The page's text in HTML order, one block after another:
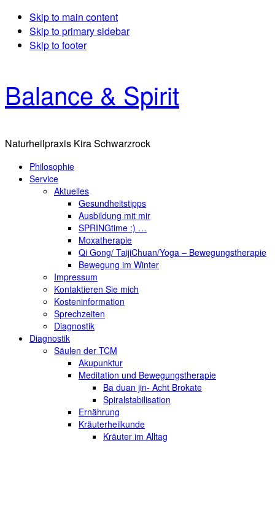
Skip to main content
Skip to primary sidebar
Skip to footer
Balance & Spirit
Naturheilpraxis Kira Schwarzrock
Philosophie
Service
Aktuelles
Gesundheitstipps
Ausbildung mit mir
SPRINGtime :) …
Moxatherapie
Qi Gong/ TaijiChuan/Yoga – Bewegungstherapie
Bewegung im Winter
Impressum
Kontaktieren Sie mich
Kosteninformation
Sprechzeiten
Diagnostik
Diagnostik
Säulen der TCM
Akupunktur
Meditation und Bewegungstherapie
Ba duan jin- Acht Brokate
Spiralstabilisation
Ernährung
Kräuterheilkunde
Kräuter im Alltag